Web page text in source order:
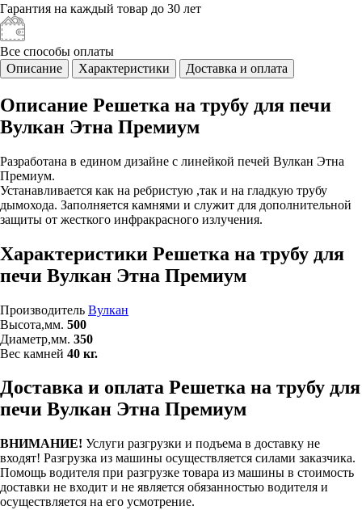
Гарантия на каждый товар до 30 лет
Все способы оплаты
Описание
Характеристики Доставка и оплата
Описание Решетка на трубу для печи
Вулкан Этна Премиум
Разработана в едином дизайне с линейкой печей Вулкан Этна
Премиум.
Устанавливается как на ребристую ,так и на гладкую трубу
дымохода. Заполняется камнями и служит для дополнительной
защиты от жесткого инфракрасного излучения.
Характеристики Решетка на трубу для
печи Вулкан Этна Премиум
Производитель Вулкан
Высота,мм. 500
Диаметр,мм. 350
Вес камней 40 кг.
Доставка и оплата Решетка на трубу для
печи Вулкан Этна Премиум
ВНИМАНИЕ! Услуги разгрузки и подъема в доставку не
входят! Разгрузка из машины осуществляется силами заказчика.
Помощь водителя при разгрузке товара из машины в стоимость
доставки не входит и не является обязанностью водителя и
осуществляется на его усмотрение.